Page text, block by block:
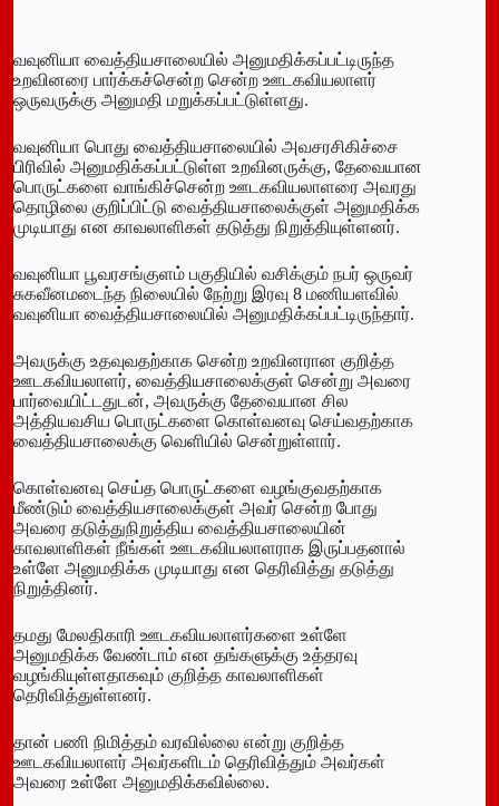
வவுனியா வைத்தியசாலையில் அனுமதிக்கப்பட்டிருந்த
உறவினரை பார்க்கச்சென்ற சென்ற ஊடகவியலாளர்
ஒருவருக்கு அனுமதி மறுக்கப்பட்டுள்ளது.
வவுனியா பொது வைத்தியசாலையில் அவசரசிகிச்சை
பிரிவில் அனுமதிக்கப்பட்டுள்ள உறவினருக்கு, தேவையான
பொருட்களை வாங்கிச்சென்ற ஊடகவியலாளரை அவரது
தொழிலை குறிப்பிட்டு வைத்தியசாலைக்குள் அனுமதிக்க
முடியாது என காவலாளிகள் தடுத்து நிறுத்தியுள்ளனர்.
வவுனியா பூவரசங்குளம் பகுதியில் வசிக்கும் நபர் ஒருவர்
சுகவீனமடைந்த நிலையில் நேற்று இரவு 8 மணியளவில்
வவுனியா வைத்தியசாலையில் அனுமதிக்கப்பட்டிருந்தார்.
அவருக்கு உதவுவதற்காக சென்ற உறவினரான குறித்த
ஊடகவியலாளர், வைத்தியசாலைக்குள் சென்று அவரை
பார்வையிட்டதுடன், அவருக்கு தேவையான சில
அத்தியவசிய பொருட்களை கொள்வனவு செய்வதற்காக
வைத்தியசாலைக்கு வெளியில் சென்றுள்ளார்.
கொள்வனவு செய்த பொருட்களை வழங்குவதற்காக
மீண்டும் வைத்தியசாலைக்குள் அவர் சென்ற போது
அவரை தடுத்துநிறுத்திய வைத்தியசாலையின்
காவலாளிகள் நீங்கள் ஊடகவியலாளராக இருப்பதனால்
உள்ளே அனுமதிக்க முடியாது என தெரிவித்து தடுத்து
நிறுத்தினர்.
தமது மேலதிகாரி ஊடகவியலாளர்களை உள்ளே
அனுமதிக்க வேண்டாம் என தங்களுக்கு உத்தரவு
வழங்கியுள்ளதாகவும் குறித்த காவலாளிகள்
தெரிவித்துள்ளனர்.
தான் பணி நிமித்தம் வரவில்லை என்று குறித்த
ஊடகவியலாளர் அவர்களிடம் தெரிவித்தும் அவர்கள்
அவரை உள்ளே அனுமதிக்கவில்லை.